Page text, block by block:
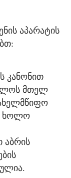
აპარატის
კანონით
მთელ
ხოლო
აბრის